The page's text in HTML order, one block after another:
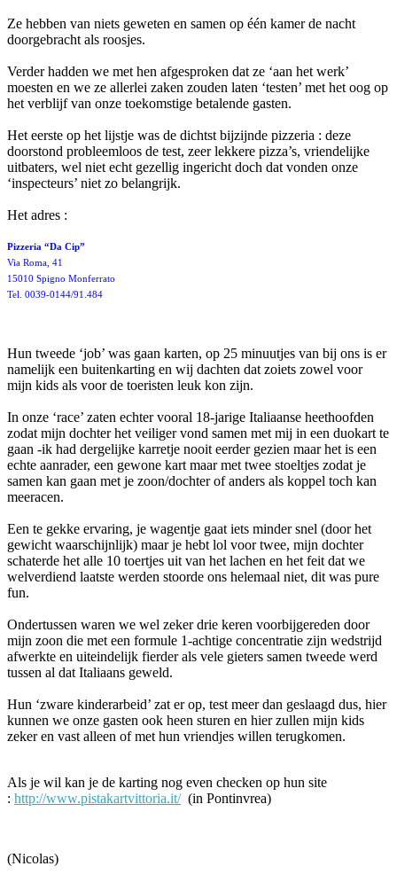
Ze hebben van niets geweten en samen op één kamer de nacht
doorgebracht als roosjes.
Verder hadden we met hen afgesproken dat ze ‘aan het werk’
moesten en we ze allerlei zaken zouden laten ‘testen’ met het oog op
het verblijf van onze toekomstige betalende gasten.
Het eerste op het lijstje was de dichtst bijzijnde pizzeria : deze
doorstond probleemloos de test, zeer lekkere pizza’s, vriendelijke
uitbaters, wel niet echt gezellig ingericht doch dat vonden onze
‘inspecteurs’ niet zo belangrijk.
Het adres :
Pizzeria “Da Cip”
Via Roma, 41
15010 Spigno Monferrato
Tel. 0039-0144/91.484
Hun tweede ‘job’ was gaan karten, op 25 minuutjes van bij ons is er
namelijk een buitenkarting en wij dachten dat zoiets zowel voor
mijn kids als voor de toeristen leuk kon zijn.
In onze ‘race’ zaten echter vooral 18-jarige Italiaanse heethoofden
zodat mijn dochter het veiliger vond samen met mij in een duokart te
gaan -ik had dergelijke karretje nooit eerder gezien maar het is een
echte aanrader, een gewone kart maar met twee stoeltjes zodat je
samen kan gaan met je zoon/dochter of anders als koppel toch kan
meeracen.
Een te gekke ervaring, je wagentje gaat iets minder snel (door het
gewicht waarschijnlijk) maar je hebt lol voor twee, mijn dochter
schaterde het alle 10 toertjes uit van het lachen en het feit dat we
welverdiend laatste werden stoorde ons helemaal niet, dit was pure
fun.
Ondertussen waren we wel zeker drie keren voorbijgereden door
mijn zoon die met een formule 1-achtige concentratie zijn wedstrijd
afwerkte en uiteindelijk fierder als vele gieters samen tweede werd
tussen al dat Italiaans geweld.
Hun ‘zware kinderarbeid’ zat er op, test meer dan geslaagd dus, hier
kunnen we onze gasten ook heen sturen en hier zullen mijn kids
zeker en vast alleen of met hun vriendjes willen terugkomen.
Als je wil kan je de karting nog even checken op hun site
: http://www.pistakartvittoria.it/(in Pontinvrea)
(Nicolas)